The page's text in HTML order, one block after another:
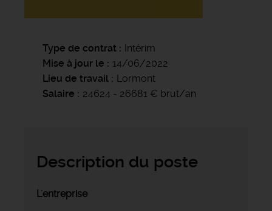
Type de contrat
Intérim
Mise à jour le
14/06/2022
Lieu de travail
Lormont
Salaire
24624 - 26681 € brut/an
Description du poste
L'entreprise